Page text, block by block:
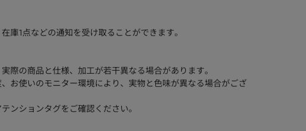
庫1点などの通知を受け取ることができます。
際の商品と仕様、加工が若干異なる場合があります。
お使いのモニター環境により、実物と色味が異なる場合がござ
ンションタグをご確認ください。